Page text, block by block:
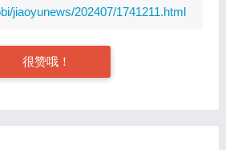
jiaoyunews/202407/1741211.html
很赞哦！